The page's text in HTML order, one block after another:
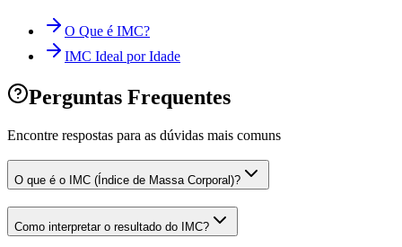
O Que é IMC?
IMC Ideal por Idade
Perguntas Frequentes
Encontre respostas para as dúvidas mais comuns
O que é o IMC (Índice de Massa Corporal)?
Como interpretar o resultado do IMC?